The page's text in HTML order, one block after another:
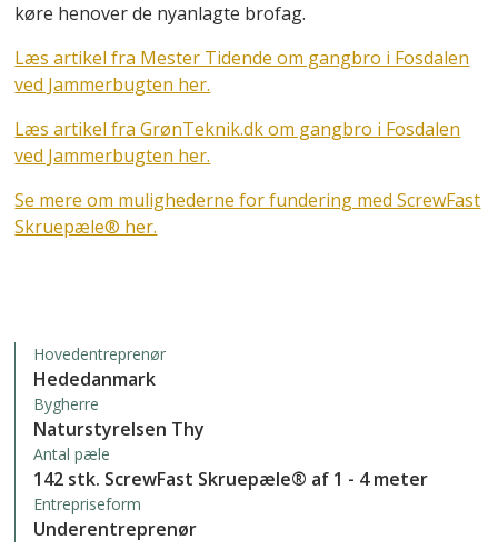
køre henover de nyanlagte brofag.
Læs artikel fra Mester Tidende om gangbro i Fosdalen
ved Jammerbugten her.
Læs artikel fra GrønTeknik.dk om gangbro i Fosdalen
ved Jammerbugten her.
Se mere om mulighederne for fundering med ScrewFast
Skruepæle® her.
Hovedentreprenør
Hededanmark
Bygherre
Naturstyrelsen Thy
Antal pæle
142 stk. ScrewFast Skruepæle® af 1 - 4 meter
Entrepriseform
Underentreprenør